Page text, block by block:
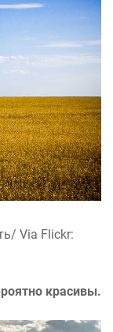
Via Flickr:
красивы.